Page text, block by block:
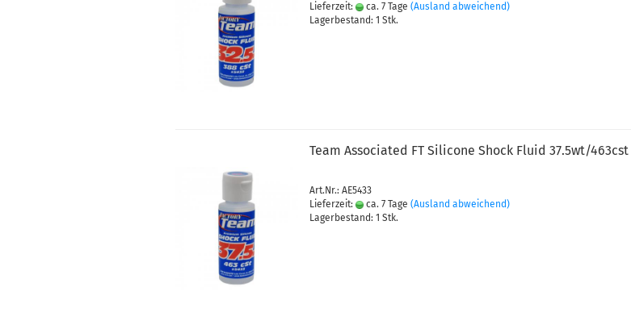
Lieferzeit:
ca. 7 Tage (Ausland abweichend)
Lagerbestand: 1 Stk.
Team Associated FT Silicone Shock Fluid 37.5wt/463cst
Art.Nr.: AE5433
Lieferzeit:
ca. 7 Tage (Ausland abweichend)
Lagerbestand: 1 Stk.